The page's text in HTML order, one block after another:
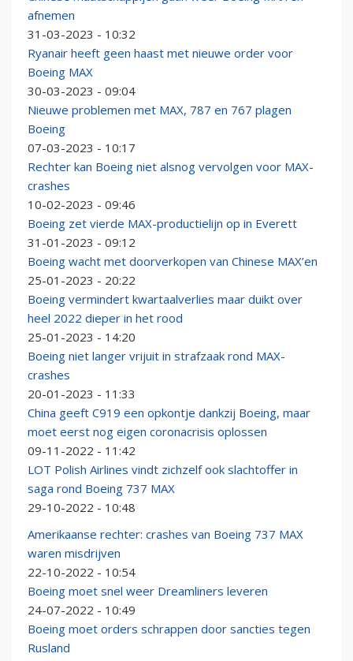
afnemen
31-03-2023 - 10:32
Ryanair heeft geen haast met nieuwe order voor
Boeing MAX
30-03-2023 - 09:04
Nieuwe problemen met MAX, 787 en 767 plagen
Boeing
07-03-2023 - 10:17
Rechter kan Boeing niet alsnog vervolgen voor MAX-
crashes
10-02-2023 - 09:46
Boeing zet vierde MAX-productielijn op in Everett
31-01-2023 - 09:12
Boeing wacht met doorverkopen van Chinese MAX’en
25-01-2023 - 20:22
Boeing vermindert kwartaalverlies maar duikt over
heel 2022 dieper in het rood
25-01-2023 - 14:20
Boeing niet langer vrijuit in strafzaak rond MAX-
crashes
20-01-2023 - 11:33
China geeft C919 een opkontje dankzij Boeing, maar
moet eerst nog eigen coronacrisis oplossen
09-11-2022 - 11:42
LOT Polish Airlines vindt zichzelf ook slachtoffer in
saga rond Boeing 737 MAX
29-10-2022 - 10:48
Amerikaanse rechter: crashes van Boeing 737 MAX
waren misdrijven
22-10-2022 - 10:54
Boeing moet snel weer Dreamliners leveren
24-07-2022 - 10:49
Boeing moet orders schrappen door sancties tegen
Rusland